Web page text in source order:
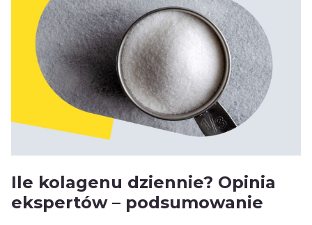
Ile kolagenu dziennie? Opinia
ekspertów – podsumowanie